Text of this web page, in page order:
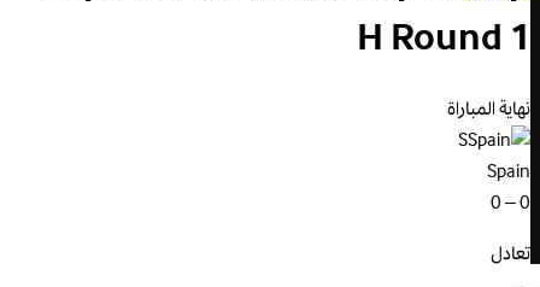
H Round 1
نهاية المباراة
S
Spain
0 – 0
تعادل